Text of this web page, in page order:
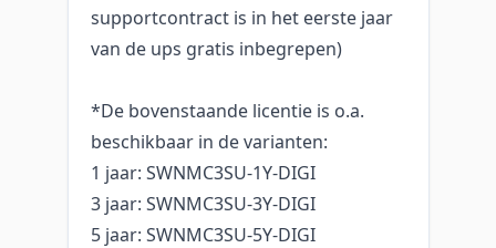
supportcontract is in het eerste jaar
van de ups gratis inbegrepen)
*De bovenstaande licentie is o.a.
beschikbaar in de varianten:
1 jaar: SWNMC3SU-1Y-DIGI
3 jaar: SWNMC3SU-3Y-DIGI
5 jaar: SWNMC3SU-5Y-DIGI